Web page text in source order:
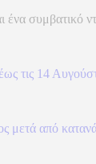
ένα συμβατικό
τις 14
μετά από